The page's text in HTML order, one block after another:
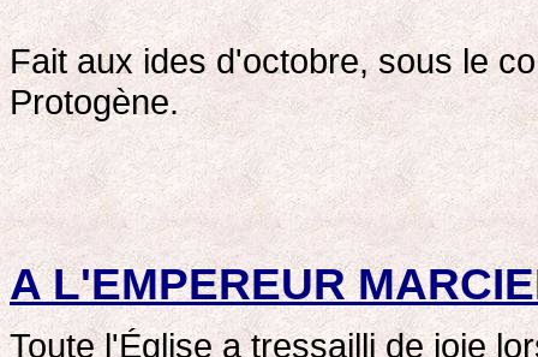
Fait aux ides d'octobre, sous le
Protogène.
A L'EMPEREUR
Toute l'Église a tressailli de joie